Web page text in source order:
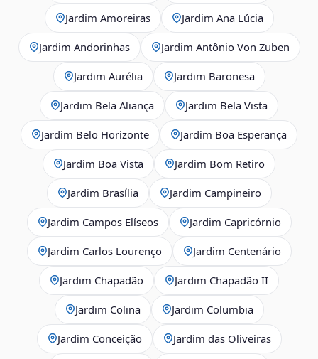
Jardim Amoreiras Jardim Ana Lúcia
Jardim Andorinhas Jardim Antônio Von Zuben
Jardim Aurélia Jardim Baronesa
Jardim Bela Aliança Jardim Bela Vista
Jardim Belo Horizonte Jardim Boa Esperança
Jardim Boa Vista Jardim Bom Retiro
Jardim Brasília Jardim Campineiro
Jardim Campos Elíseos Jardim Capricórnio
Jardim Carlos Lourenço Jardim Centenário
Jardim Chapadão Jardim Chapadão II
Jardim Colina Jardim Columbia
Jardim Conceição Jardim das Oliveiras